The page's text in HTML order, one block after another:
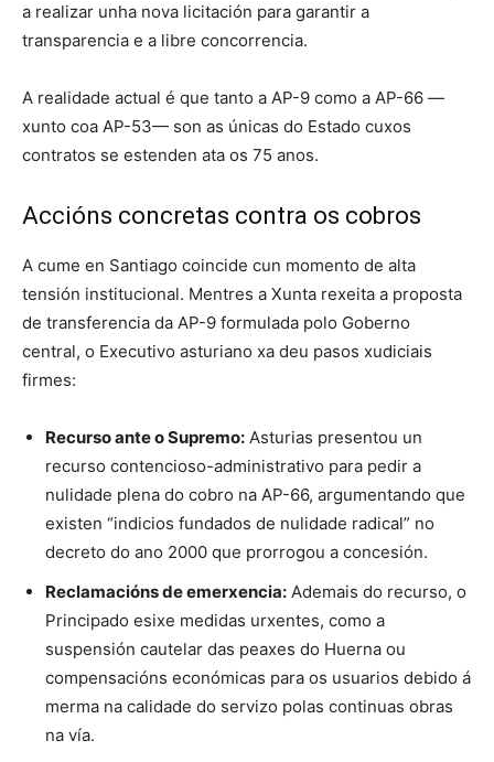
a realizar unha nova licitación para garantir a
transparencia e a libre concorrencia.
A realidade actual é que tanto a AP-9 como a AP-66 —
xunto coa AP-53— son as únicas do Estado cuxos
contratos se estenden ata os 75 anos.
Accións concretas contra os cobros
A cume en Santiago coincide cun momento de alta
tensión institucional. Mentres a Xunta rexeita a proposta
de transferencia da AP-9 formulada polo Goberno
central, o Executivo asturiano xa deu pasos xudiciais
firmes:
Recurso ante o Supremo: Asturias presentou un
recurso contencioso-administrativo para pedir a
nulidade plena do cobro na AP-66, argumentando que
existen “indicios fundados de nulidade radical” no
decreto do ano 2000 que prorrogou a concesión.
Reclamacións de emerxencia: Ademais do recurso, o
Principado esixe medidas urxentes, como a
suspensión cautelar das peaxes do Huerna ou
compensacións económicas para os usuarios debido á
merma na calidade do servizo polas continuas obras
na vía.